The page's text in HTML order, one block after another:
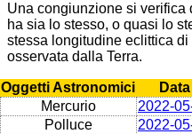
Una congiunzione si verifica
ha sia lo stesso, o quasi lo
stessa longitudine eclittica
osservata dalla Terra.
Oggetti Astronomici
Mercurio
2022-
Polluce
2022-